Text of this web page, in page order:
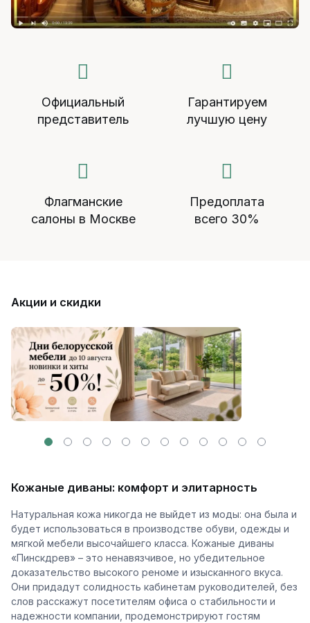
Официальный
представитель
Гарантируем
лучшую цену
Флагманские
салоны в Москве
Предоплата
всего 30%
Акции и скидки
Кожаные диваны: комфорт и элитарность
Натуральная кожа никогда не выйдет из моды: она была и
будет использоваться в производстве обуви, одежды и
мягкой мебели высочайшего класса. Кожаные диваны
«Пинскдрев» – это ненавязчивое, но убедительное
доказательство высокого реноме и изысканного вкуса.
Они придадут солидность кабинетам руководителей, без
слов расскажут посетителям офиса о стабильности и
надежности компании , продемонстрируют гостям